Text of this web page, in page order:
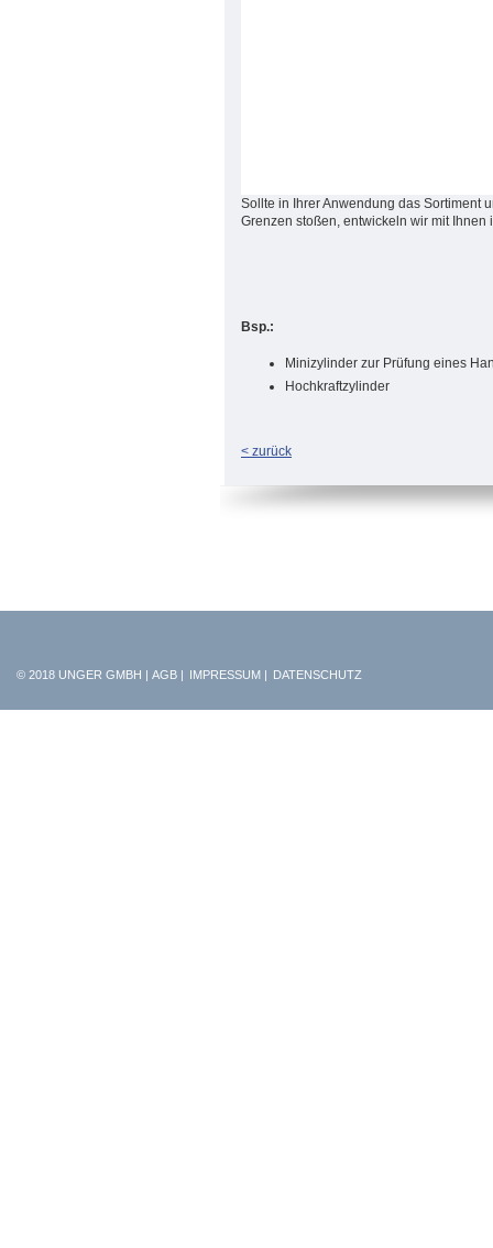
Sollte in Ihrer Anwendung das Sortiment
Grenzen stoßen, entwickeln wir mit Ihnen
Bsp.:
Minizylinder zur Prüfung eines
Hochkraftzylinder
< zurück
© 2018 UNGER GMBH | AGB | IMPRESSUM | DATENSCHUTZ